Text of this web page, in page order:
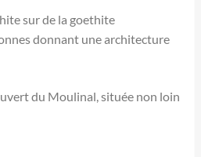
sur de la goethite
donnant une architecture
du Moulinal, située non loin